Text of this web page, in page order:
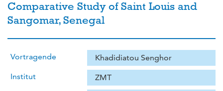
Comparative Study of Saint Louis and
Sangomar, Senegal
Vortragende
Khadidiatou Senghor
Institut
ZMT